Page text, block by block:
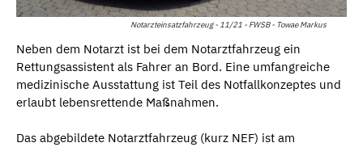
Notarzteinsatzfahrzeug - 11/21 - FWSB - Towae Markus
Neben dem Notarzt ist bei dem Notarztfahrzeug ein
Rettungsassistent als Fahrer an Bord. Eine umfangreiche
medizinische Ausstattung ist Teil des Notfallkonzeptes und
erlaubt lebensrettende Maßnahmen.
Das abgebildete Notarztfahrzeug (kurz NEF) ist am